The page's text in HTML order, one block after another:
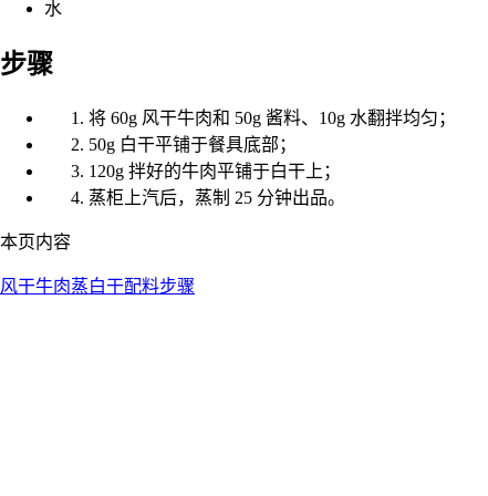
水
步骤
将 60g 风干牛肉和 50g 酱料、10g 水翻拌均匀；
50g 白干平铺于餐具底部；
120g 拌好的牛肉平铺于白干上；
蒸柜上汽后，蒸制 25 分钟出品。
本页内容
风干牛肉蒸白干配料步骤